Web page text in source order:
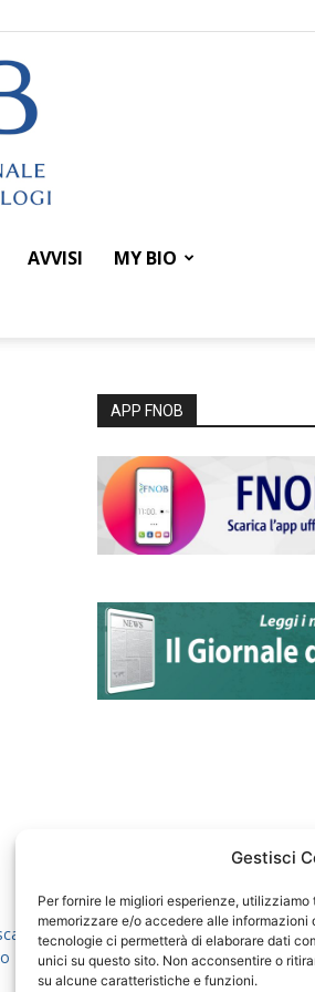
Gestisci
Per fornire le migliori esperienze,
memorizzare e/o accedere alle informazioni
tecnologie ci permetterà di elaborare dati
unici su questo sito. Non acconsentire o
su alcune caratteristiche e funzioni.
AVVISI MY BIO
APP FNOB
80069130583
D'Anna